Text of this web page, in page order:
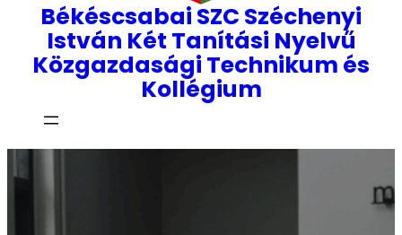
Békéscsabai SZC Széchenyi
István Két Tanítási Nyelvű
Közgazdasági Technikum és
Kollégium